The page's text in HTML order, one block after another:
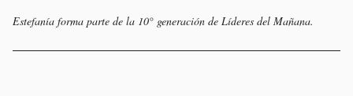
Estefanía forma parte de la 10° generación de Líderes del Mañana.